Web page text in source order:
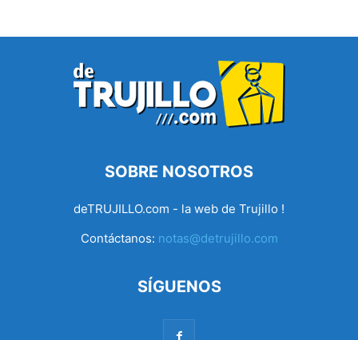
SOBRE NOSOTROS
deTRUJILLO.com - la web de Trujillo !
Contáctanos: notas@detrujillo.com
SÍGUENOS